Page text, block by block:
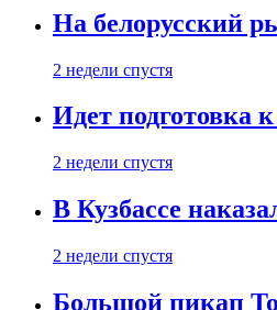
На белорусский
2 недели спустя
Идет подготовка
2 недели спустя
В Кузбассе
2 недели спустя
Большой пикап